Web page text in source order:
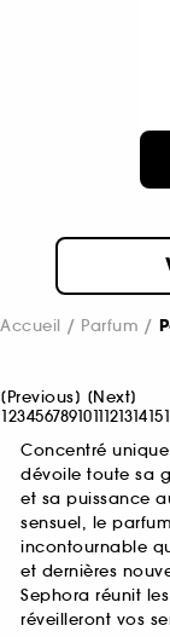
Accueil Parfum
[Previous] [Next]
123456789101112131415
Concentré
dévoile toute sa
et sa puissance
sensuel, le
incontournable
et dernières
Sephora réunit
réveilleront vos